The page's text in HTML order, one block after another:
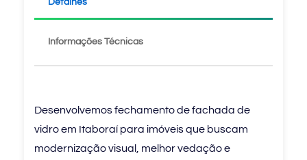
Detalhes
Informações Técnicas
Desenvolvemos fechamento de fachada de
vidro em Itaboraí para imóveis que buscam
modernização visual, melhor vedação e